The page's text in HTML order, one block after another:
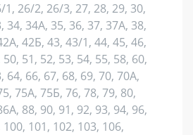
1, 26/2, 26/3, 27, 28, 29, 30,
34, 34А, 35, 36, 37, 37А, 38,
42Б, 43, 43/1, 44, 45, 46,
51, 52, 53, 54, 55, 58, 60,
64, 66, 67, 68, 69, 70, 70А,
75А, 75Б, 76, 78, 79, 80,
88, 90, 91, 92, 93, 94, 96,
101, 102, 103, 106,